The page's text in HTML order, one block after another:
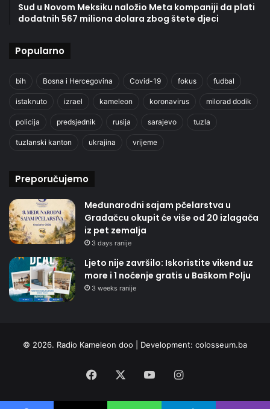
Sud u Novom Meksiku naložio Meta kompaniji da plati
dodatnih 567 miliona dolara zbog štete djeci
Popularno
bih Bosna i Hercegovina Covid-19 fokus fudbal
istaknuto izrael kameleon koronavirus milorad dodik
policija predsjednik rusija sarajevo tuzla
tuzlanski kanton ukrajina vrijeme
Preporučujemo
Međunarodni sajam pčelarstva u
Gradačcu okupit će više od 20 izlagača
iz pet zemalja
3 days ranije
Ljeto nije završilo: Iskoristite vikend uz
more i 1 noćenje gratis u Baškom Polju
3 weeks ranije
© 2026. Radio Kameleon doo | Development: colosseum.ba
Facebook YouTubeInstagram